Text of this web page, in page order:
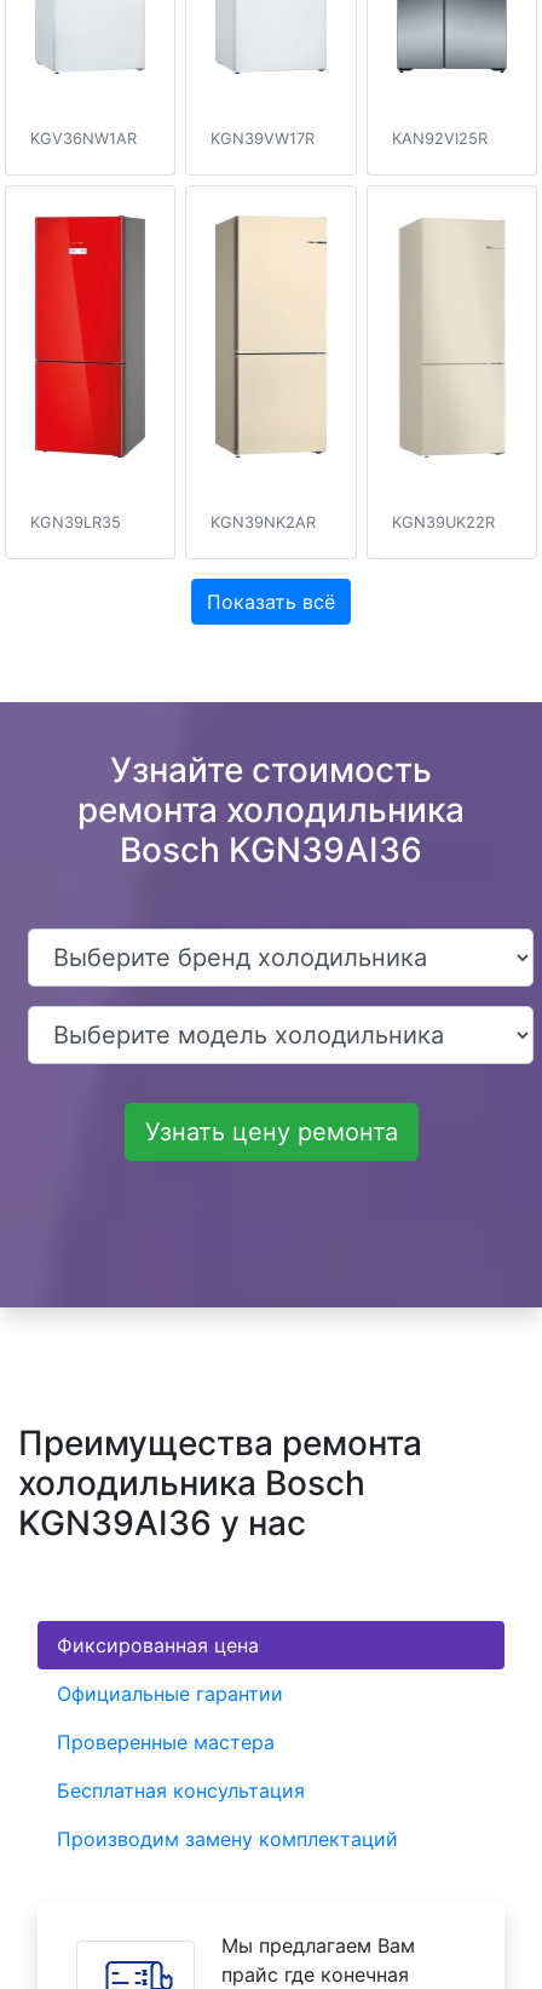
KGV36NW1AR KGN39VW17R KAN92VI25R
KGN39LR35 KGN39NK2AR KGN39UK22R
Показать всё
Узнайте стоимость
ремонта холодильника
Bosch KGN39AI36
Узнать цену ремонта
Преимущества ремонта
холодильника Bosch
KGN39AI36 у нас
Фиксированная цена
Официальные гарантии
Проверенные мастера
Бесплатная консультация
Производим замену комплектаций
Мы предлагаем Вам
прайс где конечная